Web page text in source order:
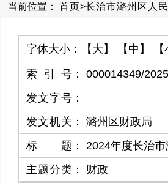
当前位置： 首页>长治市潞州区人
字体大小： 【大】 【中】
索引号 ：
000014349/
发文字号 ：
发文机关 ： 潞州区财政局
标题 ：
2024年度长治
主题分类 ： 财政